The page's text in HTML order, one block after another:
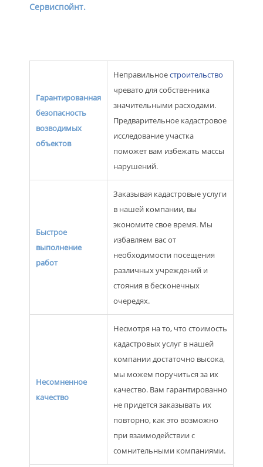
Сервиспойнт.
Гарантированная
безопасность
возводимых
объектов
Неправильноестроительство
чревато для собственника
значительными расходами.
Предварительное кадастровое
исследование участка
поможет вам избежать массы
нарушений.
Быстрое
выполнение
работ
Заказывая кадастровые услуги
в нашей компании, вы
экономите свое время. Мы
избавляем вас от
необходимости посещения
различных учреждений и
стояния в бесконечных
очередях.
Несомненное
качество
Несмотря на то, что стоимость
кадастровых услуг в нашей
компании достаточно высока,
мы можем поручиться за их
качество. Вам гарантированно
не придется заказывать их
повторно, как это возможно
при взаимодействии с
сомнительными компаниями.